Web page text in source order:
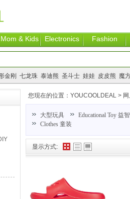
Mom & Kids Electronics Fashion
金刚 七龙珠 泰迪熊 圣斗士 娃娃 皮皮熊 魔
显示方式:
您现在的位置： YOUCOOLDEAL >
大型玩具
Educational Toy 益
Clothes 童装